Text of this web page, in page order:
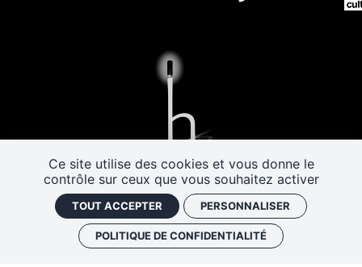
Ce site utilise des cookies et vous donne le
contrôle sur ceux que vous souhaitez activer
TOUT ACCEPTER PERSONNALISER
POLITIQUE DE CONFIDENTIALITÉ
Les Rendez-vous de l’histoire
4 ter rue Robert Houdin - 41000 BLOIS
Tel 02 54 56 09 50
-Fax 02 54 90 09 50
Nous contacter